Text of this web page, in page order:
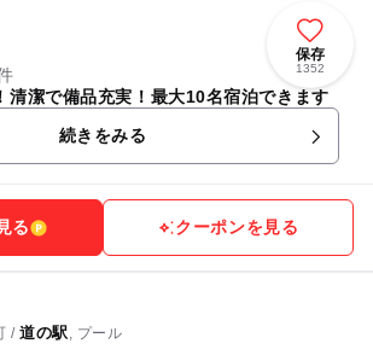
保存
1352
清潔で備品充実！最大10名宿泊できます
続きをみる
る クーポンを見る
/道の駅, プール